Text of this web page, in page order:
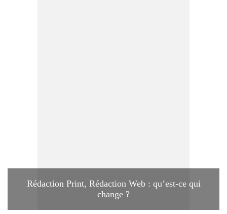
Rédaction Print, Rédaction Web : qu’est-ce qui
change ?